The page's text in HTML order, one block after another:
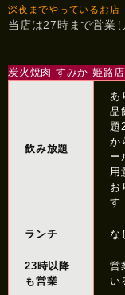
深夜までやっているお店
当店は27時まで営業
炭火焼肉 すみか 姫路
飲み放題
あ
品
題
か
ー
用
お
す
ランチ な
23時以降
も営業
営
い